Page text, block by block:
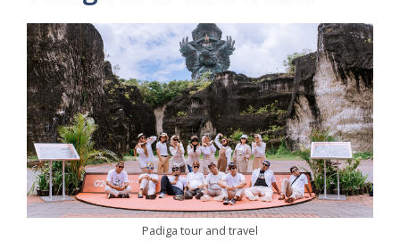
Padiga tour and travel